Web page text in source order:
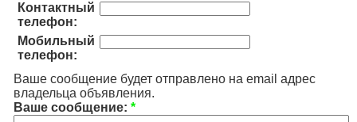
Контактный
телефон:
Мобильный
телефон:
Ваше сообщение будет отправлено на email адрес
владельца объявления.
Ваше сообщение: *